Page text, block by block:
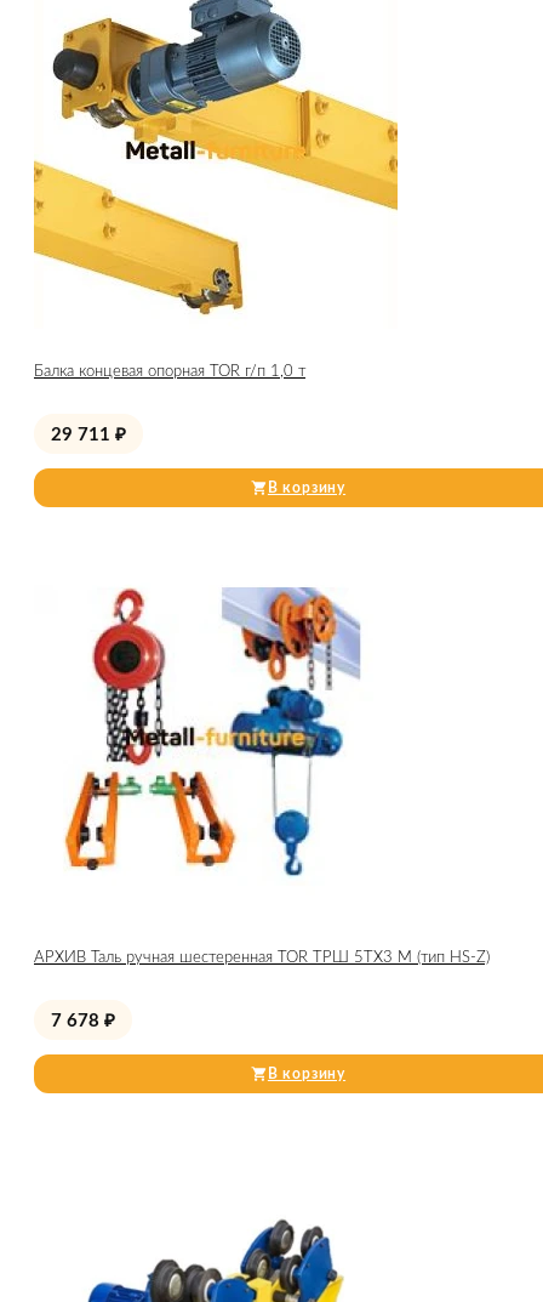
Балка концевая опорная TOR г/п 1,0 т
29 711 ₽
В корзину
АРХИВ Таль ручная шестеренная TOR ТРШ 5ТХ3 М (тип HS-Z)
7 678 ₽
В корзину